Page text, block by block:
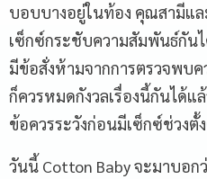
บอบบางอยู่ในท้อง คุณสามีแ
เซ็กซ์กระชับความสัมพันธ์กัน
มีข้อสั่งห้ามจากการตรวจพบ
ก็ควรหมดกังวลเรื่องนี้กันได้
ข้อควรระวังก่อนมีเซ็กซ์ช่วง
วันนี้ Cotton Baby จะมาบอก